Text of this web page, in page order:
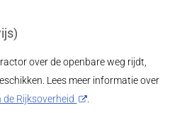
over de openbare weg rijdt,
Lees meer informatie over
Rijksoverheid